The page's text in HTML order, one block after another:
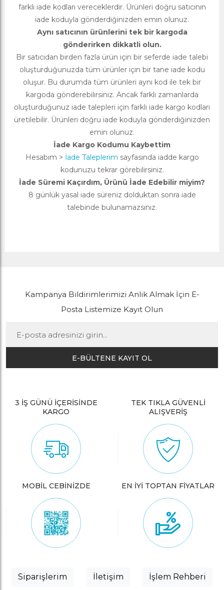
farklı iade kodları vereceklerdir. Ürünleri doğru satıcının
iade koduyla gönderdiğinizden emin olunuz.
Aynı satıcının ürünlerini tek bir kargoda
gönderirken dikkatli olun.
Bir satıcıdan birden fazla ürün için bir seferde iade talebi
oluşturduğunuzda tüm ürünler için bir tane iade kodu
oluşur. Bu durumda tüm ürünleri aynı kod ile tek bir
kargoda gönderebilirsiniz. Ancak farklı zamanlarda
oluşturduğunuz iade talepleri için farklı iade kargo kodları
üretilebilir. Ürünleri doğru iade koduyla gönderdiğinizden
emin olunuz.
İade Kargo Kodumu Kaybettim
Hesabım > İade Taleplerim sayfasında iadde kargo
kodunuzu tekrar görebilirsiniz.
İade Süremi Kaçırdım, Ürünü İade Edebilir miyim?
8 günlük yasal iade süreniz dolduktan sonra iade
talebinde bulunamazsınız.
Kampanya Bildirimlerimizi Anlık Almak İçin E-
Posta Listemize Kayıt Olun
E-BÜLTENE KAYIT OL
3 İŞ GÜNÜ İÇERİSİNDE
KARGO
TEK TIKLA GÜVENLİ
ALIŞVERİŞ
MOBİL CEBİNİZDE EN İYİ TOPTAN FİYATLAR
Siparişlerim İletişim İşlem Rehberi